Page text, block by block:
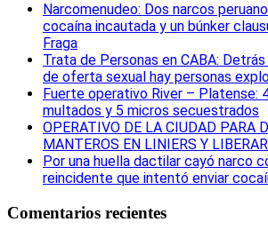
Narcomenudeo: Dos narcos
cocaína incautada y un búnker
Fraga
Trata de Personas en CABA:
de oferta sexual hay personas
Fuerte operativo River – Platense:
multados y 5 micros secuestrados
OPERATIVO DE LA CIUDAD PARA
MANTEROS EN LINIERS Y
Por una huella dactilar cayó narco
reincidente que intentó enviar
Comentarios recientes